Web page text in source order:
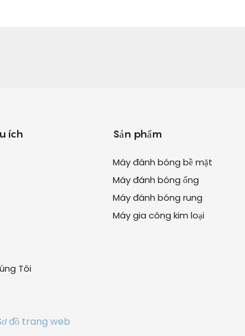
ích
Tôi
Sản phẩm
Máy đánh bóng bề mặt
Máy đánh bóng ống
Máy đánh bóng rung
Máy gia công kim loại
đồ trang web